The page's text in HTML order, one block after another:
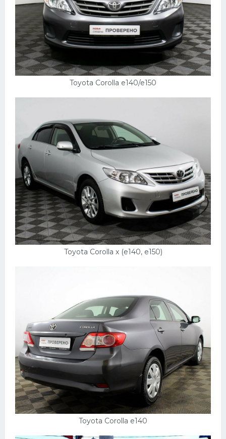
Toyota Corolla e140/e150
Toyota Corolla x (e140, e150)
Toyota Corolla e140